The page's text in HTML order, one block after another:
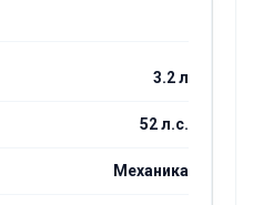
3.2 л
52 л.с.
Механика